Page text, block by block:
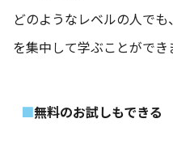
どのようなレベルの人で
を集中して学ぶことができ
無料のお試しもできる